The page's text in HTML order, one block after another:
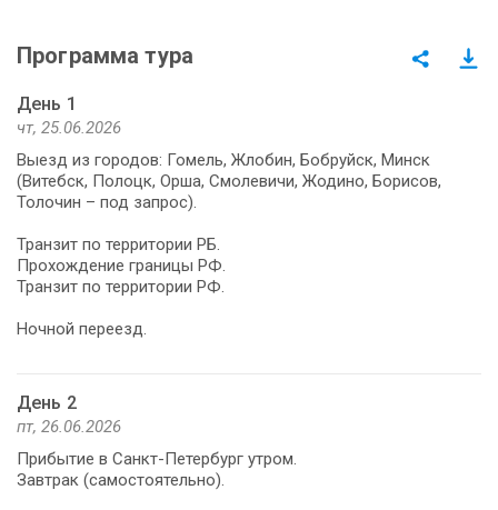
Программа тура
День 1
чт, 25.06.2026
Выезд из городов: Гомель, Жлобин, Бобруйск, Минск
(Витебск, Полоцк, Орша, Смолевичи, Жодино, Борисов,
Толочин – под запрос).
Транзит по территории РБ.
Прохождение границы РФ.
Транзит по территории РФ.
Ночной переезд.
День 2
пт, 26.06.2026
Прибытие в Санкт-Петербург утром.
Завтрак (самостоятельно).